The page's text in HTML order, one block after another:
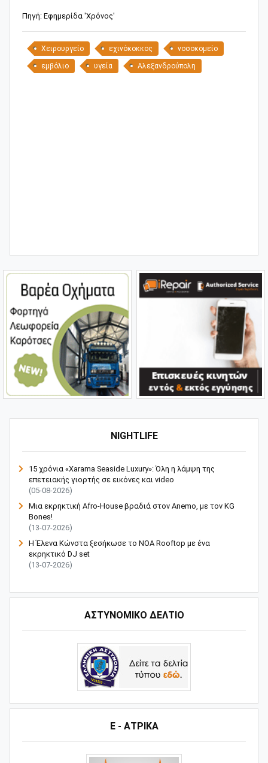
NIGHTLIFE
15 χρόνια «Xarama Seaside Luxury»: Όλη η λάμψη της
επετειακής γιορτής σε εικόνες και video
(05-08-2026)
Μια εκρηκτική Afro-House βραδιά στον Anemo, με τον KG
Bones!
(13-07-2026)
Η Έλενα Κώνστα ξεσήκωσε το NOA Rooftop με ένα
εκρηκτικό DJ set
(13-07-2026)
ΑΣΤΥΝΟΜΙΚΟ ΔΕΛΤΙΟ
Ε - ΑΤΡΙΚΑ
Πηγή: Εφημερίδα 'Χρόνος'
Χειρουργείο εχινόκοκκος νοσοκομείο
εμβόλιο υγεία Αλεξανδρούπολη